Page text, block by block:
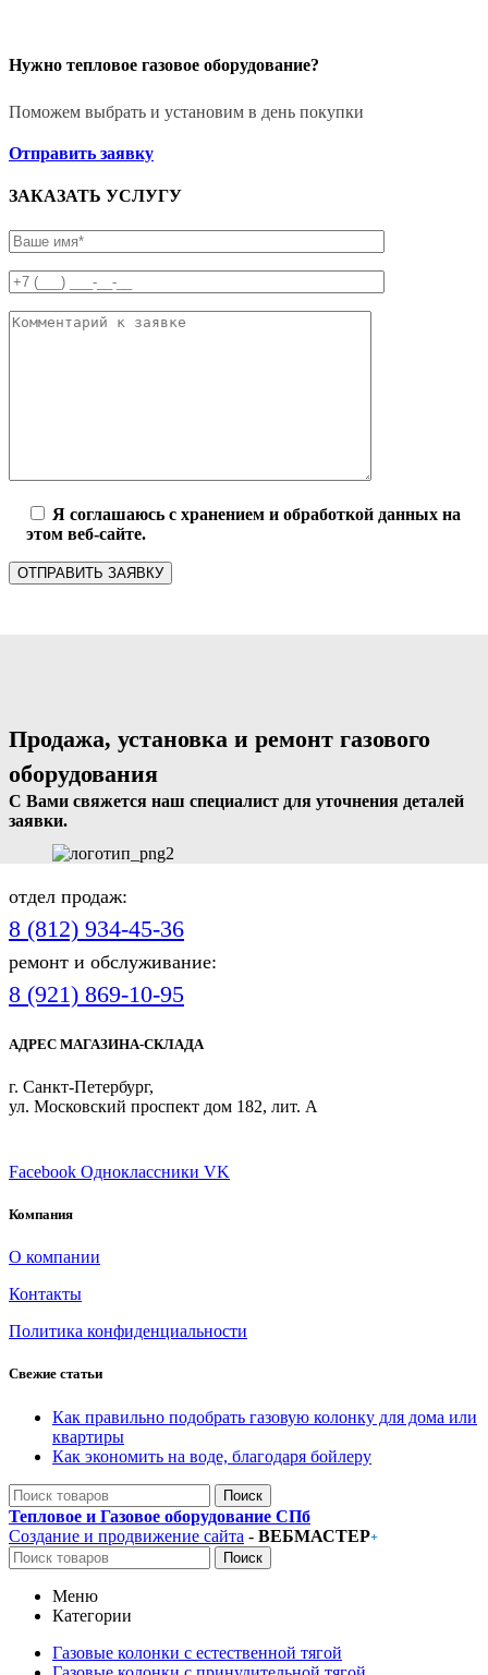
Нужно тепловое газовое оборудование?
Поможем выбрать и установим в день покупки
Отправить заявку
ЗАКАЗАТЬ УСЛУГУ
Я соглашаюсь с хранением и обработкой данных на
этом веб-сайте.
Продажа, установка и ремонт газового
оборудования
С Вами свяжется наш специалист для уточнения деталей
заявки.
отдел продаж:
8 (812) 934-45-36
ремонт и обслуживание:
8 (921) 869-10-95
АДРЕС МАГАЗИНА-СКЛАДА
г. Санкт-Петербург,
ул. Московский проспект дом 182, лит. А
Facebook Одноклассники VK
Компания
О компании
Контакты
Политика конфиденциальности
Свежие статьи
Как правильно подобрать газовую колонку для дома или
квартиры
Как экономить на воде, благодаря бойлеру
Поиск
Тепловое и Газовое оборудование СПб
Создание и продвижение сайта - ВЕБМАСТЕР+
Поиск
Меню
Категории
Газовые колонки с естественной тягой